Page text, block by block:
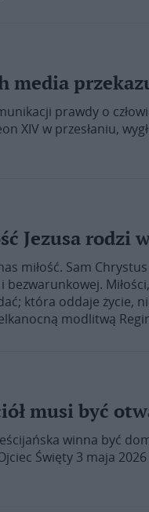
media
prawdy o
XIV w przesłaniu,
Jezusa rodzi
miłość. Sam
bezwarunkowej.
która oddaje życie,
modlitwą
musi być
winna być
Święty 3 maja